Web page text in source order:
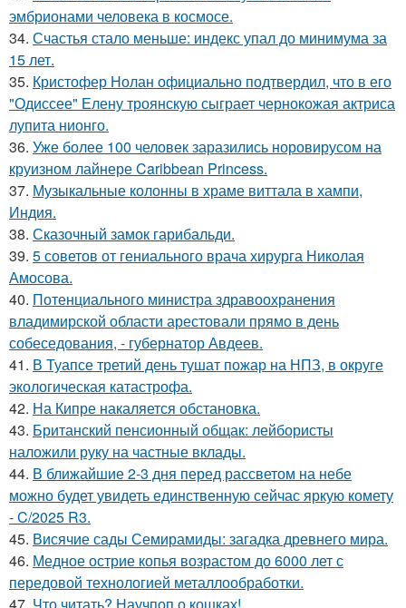
эмбрионами человека в космосе.
34. Счастья стало меньше: индекс упал до минимума за
15 лет.
35. Кристофер Нолан официально подтвердил, что в его
"Одиссее" Елену троянскую сыграет чернокожая актриса
лупита нионго.
36. Уже более 100 человек заразились норовирусом на
круизном лайнере Caribbean Princess.
37. Музыкальные колонны в храме виттала в хампи,
Индия.
38. Сказочный замок гарибальди.
39. 5 советов от гениального врача хирурга Николая
Амосова.
40. Потенциального министра здравоохранения
владимирской области арестовали прямо в день
собеседования, - губернатор Авдеев.
41. В Туапсе третий день тушат пожар на НПЗ, в округе
экологическая катастрофа.
42. На Кипре накаляется обстановка.
43. Британский пенсионный общак: лейбористы
наложили руку на частные вклады.
44. В ближайшие 2-3 дня перед рассветом на небе
можно будет увидеть единственную сейчас яркую комету
- C/2025 R3.
45. Висячие сады Семирамиды: загадка древнего мира.
46. Медное острие копья возрастом до 6000 лет с
передовой технологией металлообработки.
47. Что читать? Научпоп о кошках!